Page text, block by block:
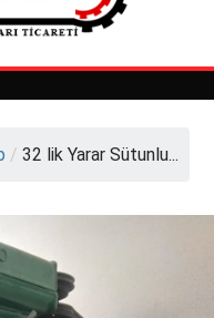
/ 32 lik Yarar Sütunlu...